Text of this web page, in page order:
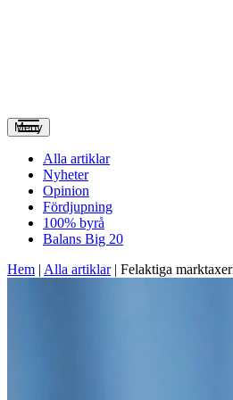
Meny
Alla artiklar
Nyheter
Opinion
Fördjupning
100% byrå
Balans Big 20
Hem | Alla artiklar| Felaktiga